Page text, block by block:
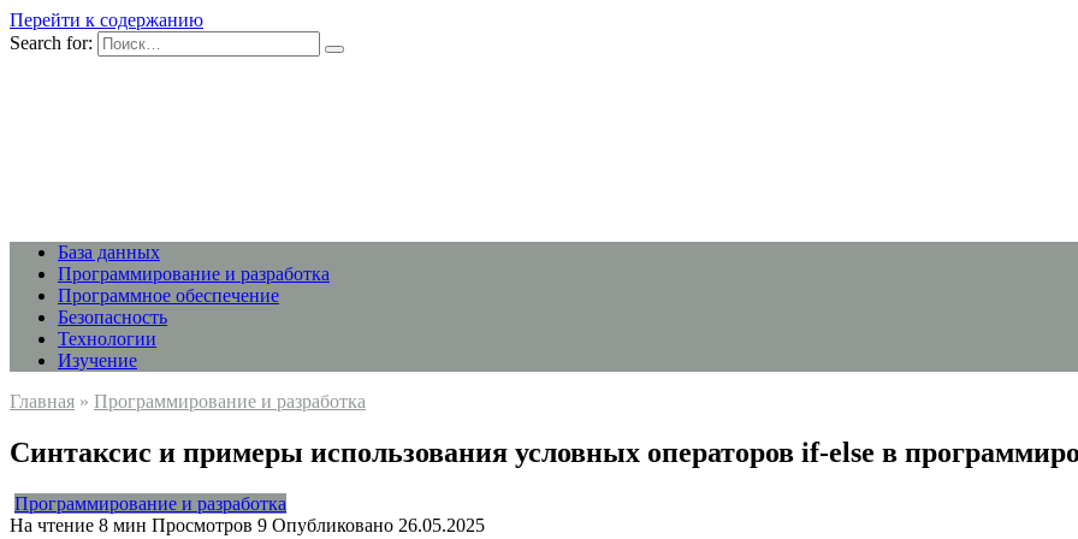
Перейти к содержанию
Search for:
База данных
Программирование и разработка
Программное обеспечение
Безопасность
Технологии
Изучение
Главная » Программирование и разработка
Синтаксис и примеры использования условных операторов if-else в
Программирование и разработка
На чтение 8 мин Просмотров 9 Опубликовано 26.05.2025